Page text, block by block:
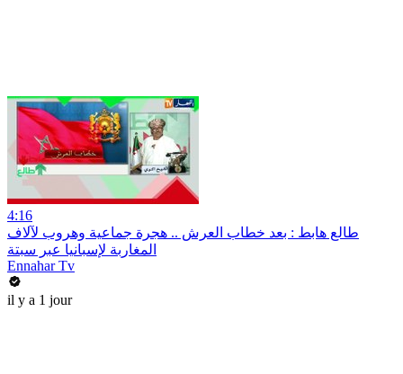
4:16
طالع هابط : بعد خطاب العرش .. هجرة جماعية وهروب لآلاف
المغاربة لإسبانيا عبر سبتة
Ennahar Tv
il y a 1 jour